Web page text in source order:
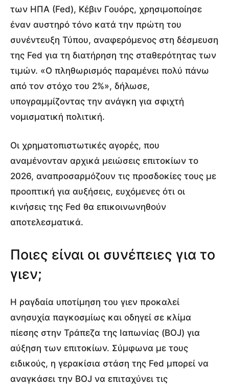
των ΗΠΑ (Fed), Κέβιν Γουόρς, χρησιμοποίησε
έναν αυστηρό τόνο κατά την πρώτη του
συνέντευξη Τύπου, αναφερόμενος στη δέσμευση
της Fed για τη διατήρηση της σταθερότητας των
τιμών. «Ο πληθωρισμός παραμένει πολύ πάνω
από τον στόχο του 2%», δήλωσε,
υπογραμμίζοντας την ανάγκη για σφιχτή
νομισματική πολιτική.
Οι χρηματοπιστωτικές αγορές, που
αναμένονταν αρχικά μειώσεις επιτοκίων το
2026, αναπροσαρμόζουν τις προσδοκίες τους με
προοπτική για αυξήσεις, ευχόμενες ότι οι
κινήσεις της Fed θα επικοινωνηθούν
αποτελεσματικά.
Ποιες είναι οι συνέπειες για το
γιεν;
Η ραγδαία υποτίμηση του γιεν προκαλεί
ανησυχία παγκοσμίως και οδηγεί σε κλίμα
πίεσης στην Τράπεζα της Ιαπωνίας (BOJ) για
αύξηση των επιτοκίων. Σύμφωνα με τους
ειδικούς, η γερακίσια στάση της Fed μπορεί να
αναγκάσει την BOJ να επιταχύνει τις